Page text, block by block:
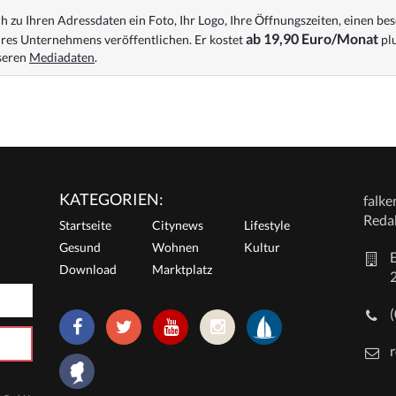
zu Ihren Adressdaten ein Foto, Ihr Logo, Ihre Öffnungszeiten, einen
Unternehmens veröffentlichen. Er kostetab 19,90 Euro/Monat
Mediadaten.
KATEGORIEN:
Startseite Citynews
Lifestyle
Gesund
Wohnen
Kultur
Download
Marktplatz